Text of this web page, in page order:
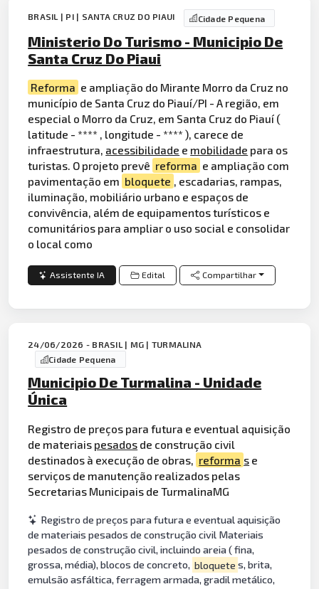
BRASIL | PI | SANTA CRUZ DO PIAUI Cidade Pequena
Ministerio Do Turismo - Municipio De
Santa Cruz Do Piaui
Reforma e ampliação do Mirante Morro da Cruz no
município de Santa Cruz do Piauí/PI - A região, em
especial o Morro da Cruz, em Santa Cruz do Piauí (
latitude - **** , longitude - **** ), carece de
infraestrutura, acessibilidade e mobilidade para os
turistas. O projeto prevê reforma e ampliação com
pavimentação em bloquete , escadarias, rampas,
iluminação, mobiliário urbano e espaços de
convivência, além de equipamentos turísticos e
comunitários para ampliar o uso social e consolidar
o local como
Assistente IA Edital Compartilhar
24/06/2026 - BRASIL | MG | TURMALINA
Cidade Pequena
Municipio De Turmalina - Unidade
Única
Registro de preços para futura e eventual aquisição
de materiais pesados de construção civil
destinados à execução de obras, reforma s e
serviços de manutenção realizados pelas
Secretarias Municipais de TurmalinaMG
Registro de preços para futura e eventual aquisição
de materiais pesados de construção civil Materiais
pesados de construção civil, incluindo areia ( fina,
grossa, média), blocos de concreto, bloquete s, brita,
emulsão asfáltica, ferragem armada, gradil metálico,